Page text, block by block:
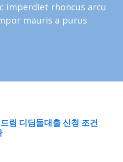
imperdiet rhoncus arcu
mauris a purus
림 디딤돌대출 신청 조건